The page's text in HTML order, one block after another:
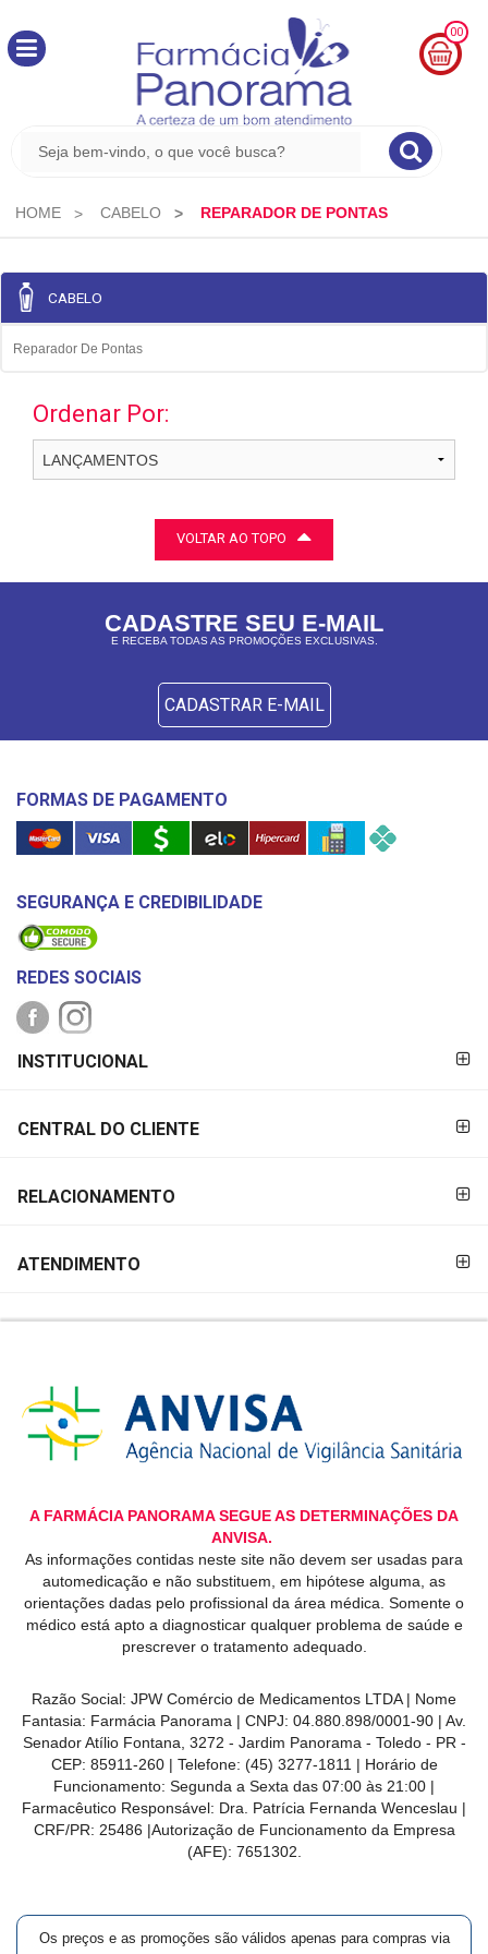
00
0,00
HOME CABELO REPARADOR DE PONTAS
CABELO
Reparador De Pontas
Ordenar Por:
VOLTAR AO TOPO
CADASTRE SEU E-MAIL
E RECEBA TODAS AS PROMOÇÕES EXCLUSIVAS.
CADASTRAR E-MAIL
FORMAS DE PAGAMENTO
SEGURANÇA E CREDIBILIDADE
REDES SOCIAIS
PAGAMENTO
INSTITUCIONAL
CENTRAL DO CLIENTE
RELACIONAMENTO
ATENDIMENTO
A FARMÁCIA PANORAMA SEGUE AS DETERMINAÇÕES DA
ANVISA.
As informações contidas neste site não devem ser usadas para
automedicação e não substituem, em hipótese alguma, as
orientações dadas pelo profissional da área médica. Somente o
médico está apto a diagnosticar qualquer problema de saúde e
prescrever o tratamento adequado.
Razão Social: JPW Comércio de Medicamentos LTDA | Nome
Fantasia: Farmácia Panorama | CNPJ: 04.880.898/0001-90 | Av.
Senador Atílio Fontana, 3272 - Jardim Panorama - Toledo - PR -
CEP: 85911-260 | Telefone: (45) 3277-1811 | Horário de
Funcionamento: Segunda a Sexta das 07:00 às 21:00 |
Farmacêutico Responsável: Dra. Patrícia Fernanda Wenceslau |
CRF/PR: 25486 |Autorização de Funcionamento da Empresa
(AFE): 7651302.
Os preços e as promoções são válidos apenas para compras via